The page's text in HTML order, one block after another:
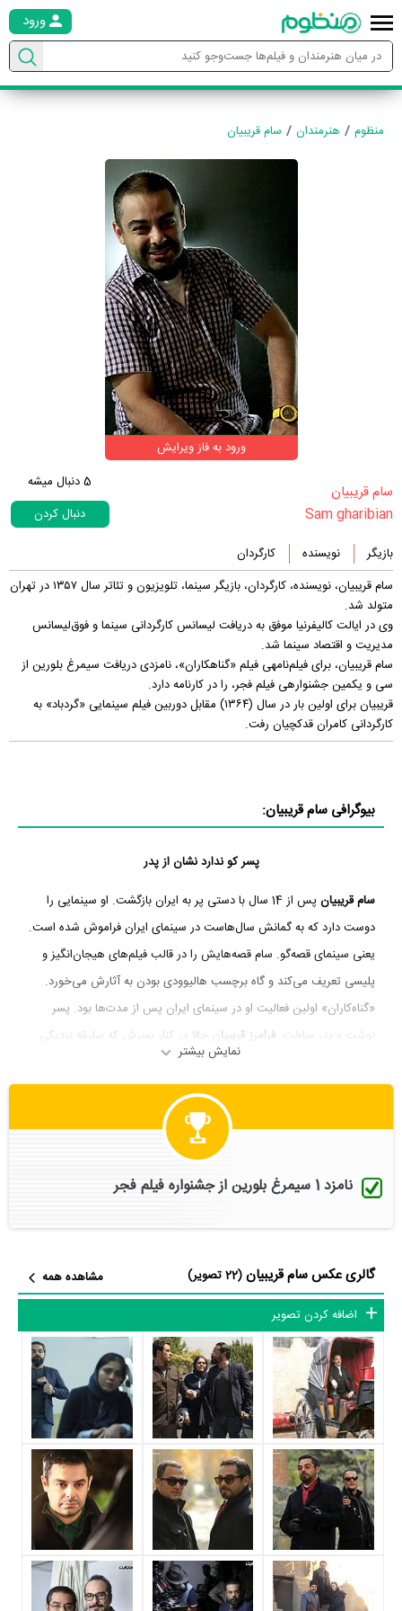
ورود
منظوم هنرمندان سام قریبیان
ورود به فاز ویرایش
‏سام قریبیان‏
Sam gharibian
5دنبال میشه
دنبال کردن
بازیگر
نویسنده
کارگردان
سام قریبیان، نویسنده، کارگردان، بازیگر سینما، تلویزیون و تئاتر سال ۱۳۵۷ در تهران
متولد شد.
وی در ایالت کالیفرنیا موفق به دریافت لیسانس کارگردانی سینما و فوق‌لیسانس
مدیریت و اقتصاد سینما شد.
سام قریبیان، برای فیلم‌نامه‎ی فیلم «گناهکاران»، نامزدی دریافت سیمرغ بلورین از
سی و یکمین جشنواره‎ی فیلم فجر، را در کارنامه دارد.
قریبیان برای اولین بار در سال (۱۳۶۴) مقابل دوربین فیلم سینمایی «گردباد» به
کارگردانی کامران قدکچیان رفت.
بیوگرافی سام قریبیان:
پسر کو ندارد نشان از پدر
سام قریبیان
پس از 14 سال با دستی پر به ایران بازگشت. او سینمایی را
دوست دارد که به گمانش سال‌هاست در سینمای ایران فراموش شده است.
یعنی سینمای قصه‌گو. سام قصه‌هایش را در قالب‌ فیلم‌های هیجان‌انگیز و
پلیسی تعریف می‌کند و گاه برچسب هالیوودی بودن به آثارش می‌خورد.
«گناه‌کاران» اولین فعالیت او در سینمای ایران پس از مدت‌ها بود. پسر
نوشت و پدر ساخت. فرامرز قریبیان
حالا در کنار پسرش که سلیقه نزدیکی
هم با او دارد، می‌تواند فصل جدیدی از کارگردانی‌اش را آغاز کند. سام
قریبیان هم می‌نویسد، هم می‌سازد و هم ‌بازی می‌کند. فیلم‌سازی اولویت
اولش است و بازیگری آخر. به هر حال فصل بازیگری کارنامه‌اش خیلی
پربارتر از فیلم‌نامه‌ها و کارگردانی‌هایش است. سام تجربه بازی در سینما،
هم می‌توان به «خط ویژه» و «رهایی» اشاره کرد.
خانواده قریبیان
سام قریبیان 13 دی 1357 در تهران متولد شد. او و بردارش حاصل ازدواج
اول فرامرز قریبیان هستند. مادرشانمینا خیامیمدت‌ها است که از پدر جدا
شده است. پدرشان هم که نیازی به معرفی ندارد. به هر حال اگر
می‌خواهید بیشتر با فرامرز قریبیان، ستاره پرفروغ سال‌های نه‌چندان دور
سینمای ایران آشنا شوید، سری به بیوگرافی او در منظوم بزنید. سام یک
برادر به نام بهزاد دارد که در امریکا زندگی می‌کند و به کار طراحی موتورهای
بی.ام.دابلیو مشغول است. گویا سام فرزند خلف‌تری بوده و راه پدر را
پیش‌گرفته است.
سینما در هفت‌سالگی
سام قریبیان برای اولین بار در سال 1364 مقابل دوربین کامران قدکچیان
نمایش بیشتر
نامزد 1 سیمرغ بلورین از جشنواره فیلم فجر
گالری عکس سام قریبیان(22 تصویر)
مشاهده همه
اضافه کردن تصویر